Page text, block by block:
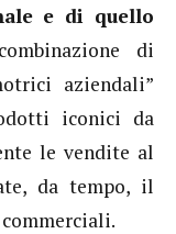
e di quello
di
aziendali”
iconici da
le vendite al
da tempo, il